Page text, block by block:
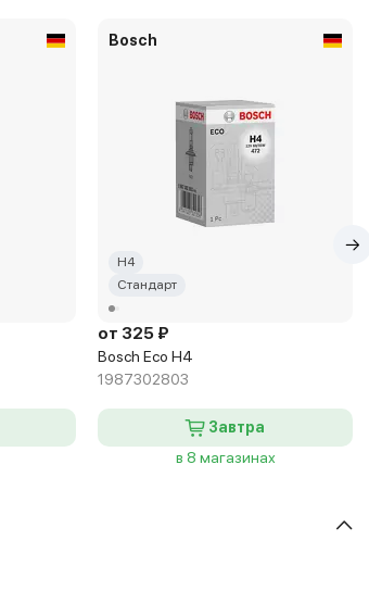
Bosch
H4
Стандарт
от 325 ₽
Bosch Eco H4
1987302803
Завтра
в 8 магазинах